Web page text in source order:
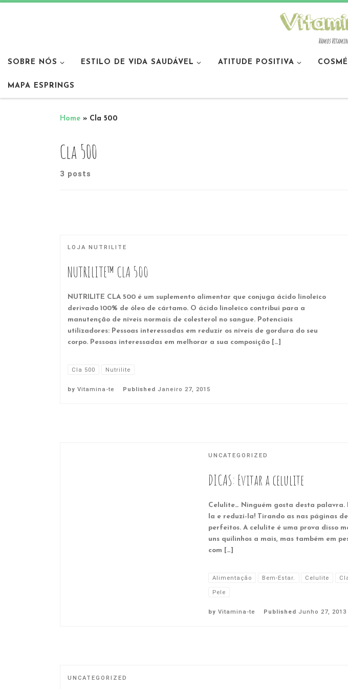
Vamos
SOBRE NÓS ESTILO DE VIDA SAUDÁVEL ATITUDE POSITIVA
MAPA ESPRINGS
Home » Cla 500
Cla 500
3 posts
LOJA NUTRILITE
NUTRILITE™ CLA 500
NUTRILITE CLA 500 é um suplemento alimentar que conjuga ácido linoleíco
derivado 100% de óleo de cártamo. O ácido linoleíco contribui para a
manutenção de níveis normais de colesterol no sangue. Potenciais
utilizadores: Pessoas interessadas em reduzir os níveis de gordura do seu
corpo. Pessoas interessadas em melhorar a sua composição […]
Cla 500 Nutrilite
by Vitamina-te Published Janeiro 27, 2015
UNCATEGORIZED
DICAS: Evitar a celulite
Celulite… Ninguém gosta desta
la e reduzi-la! Tirando as nas páginas
perfeitos. A celulite é uma prova disso
uns quilinhos a mais, mas também em
com […]
Alimentação Bem-Estar. Celulite
Pele
by Vitamina-te Published Junho 27, 2013
UNCATEGORIZED